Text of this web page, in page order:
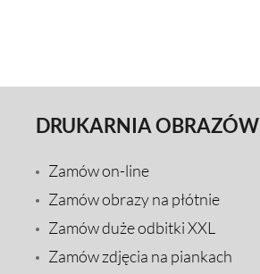
DRUKARNIA OBRAZÓW
Zamów on-line
Zamów obrazy na płótnie
Zamów duże odbitki XXL
Zamów zdjęcia na piankach